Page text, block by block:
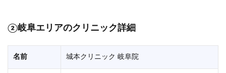
②岐阜エリアのクリニック詳細
名前 城本クリニック 岐阜院